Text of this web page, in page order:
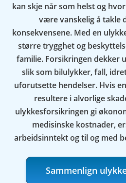
kan skje når som helst og
være vanskelig å takle
konsekvensene. Med en
større trygghet og
familie. Forsikringen dekker
slik som bilulykker, fall,
uforutsette hendelser. Hvis
resultere i alvorlige
ulykkesforsikringen gi
medisinske kostnader,
arbeidsinntekt og til og med
Sammenlign